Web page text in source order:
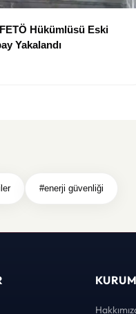
Hükümlüsü Eski
Yakalandı
#enerji güvenliği